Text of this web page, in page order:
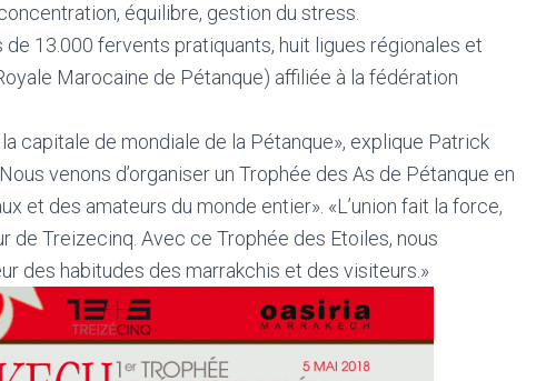
équilibre, gestion du stress.
de 13.000 fervents pratiquants, huit ligues régionales et
Marocaine de Pétanque) affiliée à la fédération
capitale de mondiale de la Pétanque», explique Patrick
venons d’organiser un Trophée des As de Pétanque en
et des amateurs du monde entier». «L’union fait la force,
de Treizecinq. Avec ce Trophée des Etoiles, nous
des habitudes des marrakchis et des visiteurs.»